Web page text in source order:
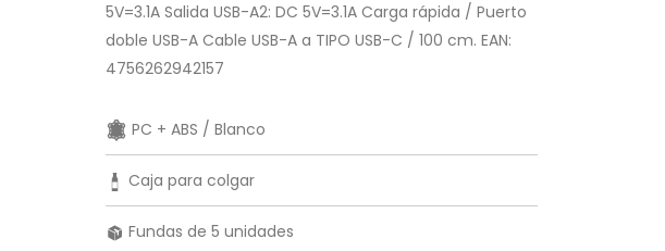
5V=3.1A Salida USB-A2: DC 5V=3.1A Carga rápida / Puerto
doble USB-A Cable USB-A a TIPO USB-C / 100 cm. EAN:
4756262942157
PC + ABS / Blanco
Caja para colgar
Fundas de 5 unidades